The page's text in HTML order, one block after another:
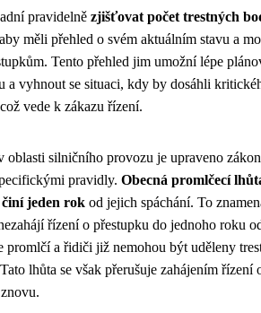
pravidelně zjišťovat počet trestných
měli přehled o svém aktuálním stavu a
Tento přehled jim umožní lépe
a vyhnout se situaci, kdy by dosáhli
vede k zákazu řízení.
oblasti silničního provozu je upraveno
pravidly. Obecná promlčecí
jeden rok od jejich spáchání. To
řízení o přestupku do jednoho roku
promlčí a řidiči již nemohou být uděleny
lhůta se však přerušuje zahájením řízení